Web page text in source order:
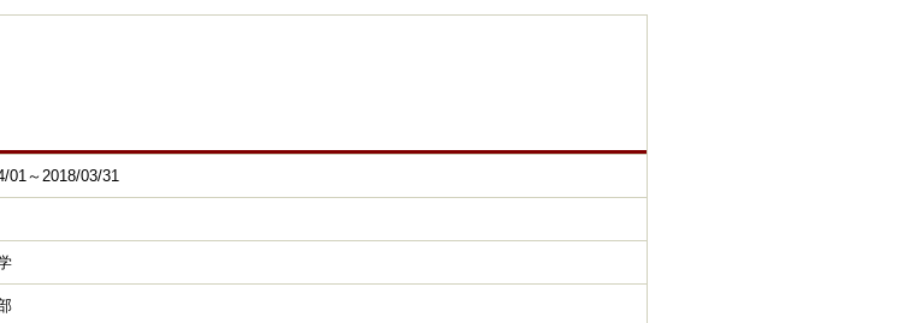
01～2018/03/31